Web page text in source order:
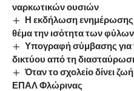
ναρκωτικών ουσιών
Η εκδήλωση ενημέρωσης
θέμα την ισότητα των
Υπογραφή σύμβασης για
δικτύου από τη
Όταν το σχολείο δίνει
ΕΠΑΛ Φλώρινας